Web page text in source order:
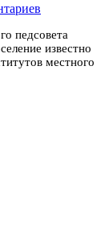
педсовета
известно
местного